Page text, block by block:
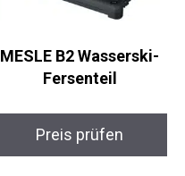
MESLE B2 Wasserski-
Fersenteil
Preis prüfen